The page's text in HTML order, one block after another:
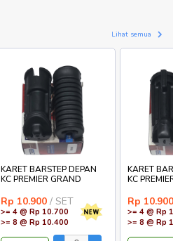
Lihat semua
KARET BARSTEP DEPAN
KC PREMIER GRAND
Rp 10.900 / SET
>= 4 @ Rp 10.700
>= 8 @ Rp 10.400
KARET
KC
Rp 10.900
>= 4 @ Rp
>= 8 @ Rp